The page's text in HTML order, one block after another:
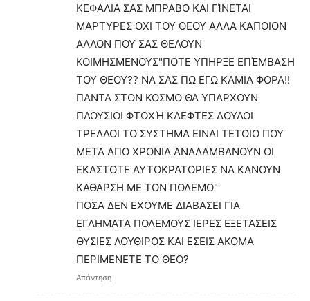
ΚΕΦΑΛΙΑ ΣΑΣ ΜΠΡΑΒΟ ΚΑΙ ΓΊΝΕΤΑΙ
ΜΑΡΤΥΡΕΣ ΟΧΙ ΤΟΥ ΘΕΟΥ ΑΛΛΑ ΚΑΠΟΙΟΝ
ΑΛΛΟΝ ΠΟΥ ΣΑΣ ΘΕΛΟΥΝ
ΚΟΙΜΗΣΜΕΝΟΥΣ"ΠΟΤΕ ΥΠΗΡΞΕ ΕΠΈΜΒΑΣΗ
ΤΟΥ ΘΕΟΥ?? ΝΑ ΣΑΣ ΠΩ ΕΓΩ ΚΑΜΙΑ ΦΟΡΑ!!
ΠΑΝΤΑ ΣΤΟΝ ΚΟΣΜΟ ΘΑ ΥΠΑΡΧΟΥΝ
ΠΛΟΥΣΙΟΙ ΦΤΩΧΉ ΚΛΕΦΤΕΣ ΔΟΥΛΟΙ
ΤΡΕΛΛΟΙ ΤΟ ΣΥΣΤΗΜΑ ΕΙΝΑΙ ΤΕΤΟΙΟ ΠΟΥ
ΜΕΤΑ ΑΠΟ ΧΡΟΝΙΑ ΑΝΑΛΑΜΒΑΝΟΥΝ ΟΙ
ΕΚΑΣΤΟΤΕ ΑΥΤΟΚΡΑΤΟΡΙΕΣ ΝΑ ΚΑΝΟΥΝ
ΚΑΘΑΡΣΗ ΜΕ ΤΟΝ ΠΟΛΕΜΟ"
ΠΟΣΑ ΔΕΝ ΕΧΟΥΜΕ ΔΙΑΒΑΣΕΙ ΓΙΑ
ΕΓΛΗΜΑΤΑ ΠΟΛΕΜΟΥΣ ΙΕΡΕΣ ΕΞΕΤΆΣΕΙΣ
ΘΥΣΙΕΣ ΛΟΥΘΙΡΟΣ ΚΑΙ ΕΣΕΙΣ ΑΚΟΜΑ
ΠΕΡΙΜΕΝΕΤΕ ΤΟ ΘΕΟ?
Απάντηση